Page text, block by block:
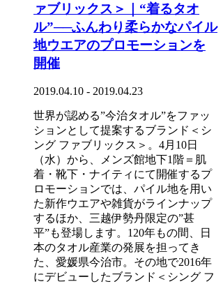
ァブリックス＞｜“着るタオ
ル”──ふんわり柔らかなパイル
地ウエアのプロモーションを
開催
2019.04.10 - 2019.04.23
世界が認める”今治タオル”をファッ
ションとして提案するブランド＜シ
ング ファブリックス＞。4月10日
（水）から、メンズ館地下1階＝肌
着・靴下・ナイティにて開催するプ
ロモーションでは、パイル地を用い
た新作ウエアや雑貨がラインナップ
するほか、三越伊勢丹限定の”甚
平”も登場します。120年もの間、日
本のタオル産業の発展を担ってき
た、愛媛県今治市。その地で2016年
にデビューしたブランド＜シング フ